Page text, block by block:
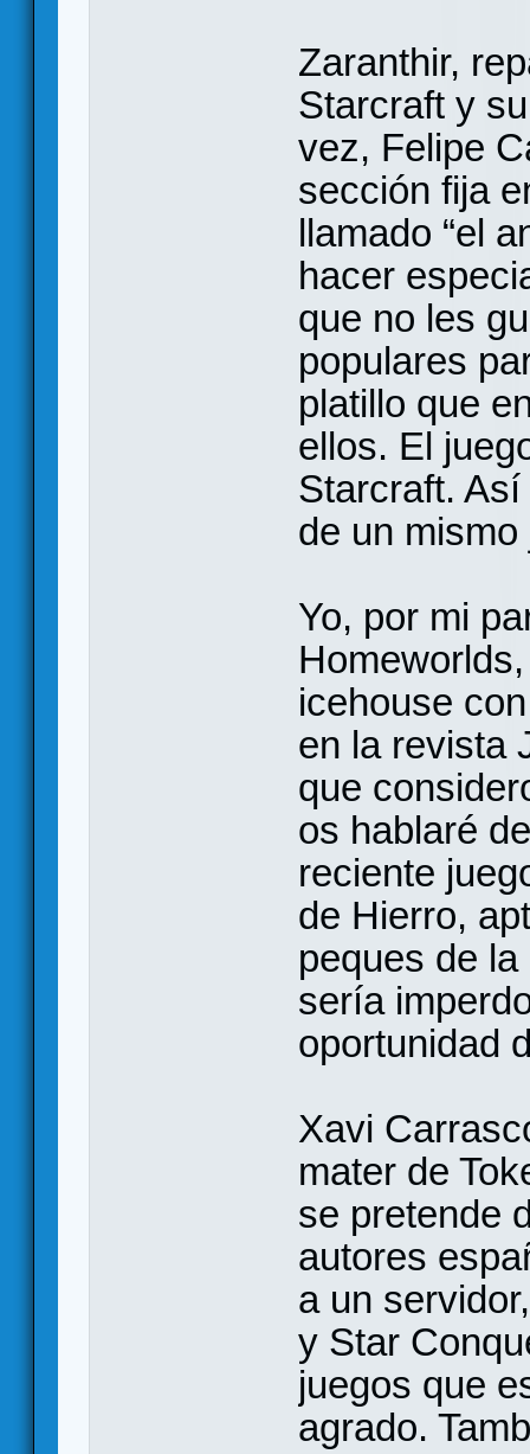
Zaranthir,
Starcraft y
vez, Felipe
sección fija
llamado “el
hacer
que no les
populares
platillo que
ellos. El
Starcraft.
de un mismo
Yo, por mi
icehouse
en la revista
que
os hablaré
reciente
de Hierro,
peques de
sería
oportunidad
Xavi
mater de
se pretende
autores
a un
y Star
juegos que
agrado.